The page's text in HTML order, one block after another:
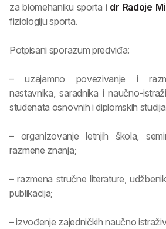
za biomehaniku sporta i dr Radoje
fiziologiju sporta.
Potpisani sporazum predviđa:
– uzajamno povezivanje i
nastavnika, saradnika i naučno-
studenata osnovnih i diplomskih
– organizovanje letnjih škola,
razmene znanja;
– razmena stručne literature,
publikacija;
– izvođenje zajedničkih naučno